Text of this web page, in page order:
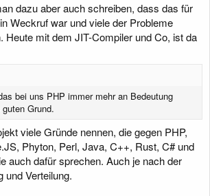
dazu aber auch schreiben, dass das für
Weckruf war und viele der Probleme
Heute mit dem JIT-Compiler und Co, ist da
bei uns PHP immer mehr an Bedeutung
Grund.
viele Gründe nennen, die gegen PHP,
Phyton, Perl, Java, C++, Rust, C# und
auch dafür sprechen. Auch je nach der
und Verteilung.